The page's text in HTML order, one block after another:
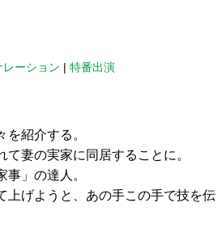
レーション | 特番出演
紹介する。
妻の実家に同居することに。
」の達人。
上げようと、あの手この手で技を伝